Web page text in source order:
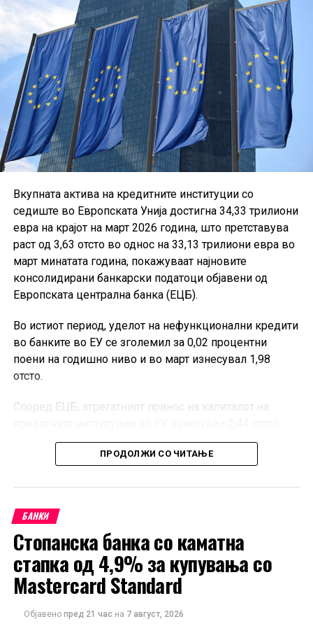
Вкупната актива на кредитните институции со
седиште во Европската Унија достигна 34,33 трилиони
евра на крајот на март 2026 година, што претставува
раст од 3,63 отсто во однос на 33,13 трилиони евра во
март минатата година, покажуваат најновите
консолидирани банкарски податоци објавени од
Европската централна банка (ЕЦБ).
Во истиот период, уделот на нефункционални кредити
во банките во ЕУ се зголемил за 0,02 процентни
поени на годишно ниво и во март изнесувал 1,98
отсто.
Според ЕЦБ, агрегатниот принос на капиталот на
додека стапката на основен сопствен капитал од
највисок квалитет, односно CET1, била 16,27 отсто.
Објавените квартални податоци опфаќаат 335
институции, како и подружници и филијали под
контрола на субјекти надвор од ЕУ кои работат на
европскиот пазар. Според ЕЦБ, податоците покриваат
речиси 100 отсто од билансот на банкарскиот сектор
во Европската Унија.
Базата содржи показатели за профитабилноста и
ПРОДОЛЖИ СО ЧИТАЊЕ
БАНКИ
Стопанска банка со каматна
стапка од 4,9% за купувања со
Mastercard Standard
Објавено пред 21 час на 7 август, 2026